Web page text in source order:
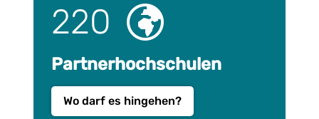
220
Partnerhochschulen
Wo darf es hingehen?